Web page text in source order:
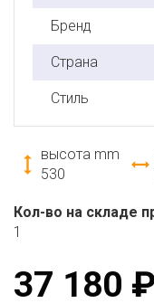
Бренд
Страна
Стиль
высота mm
530
Кол-во на складе
1
37 180 ₽